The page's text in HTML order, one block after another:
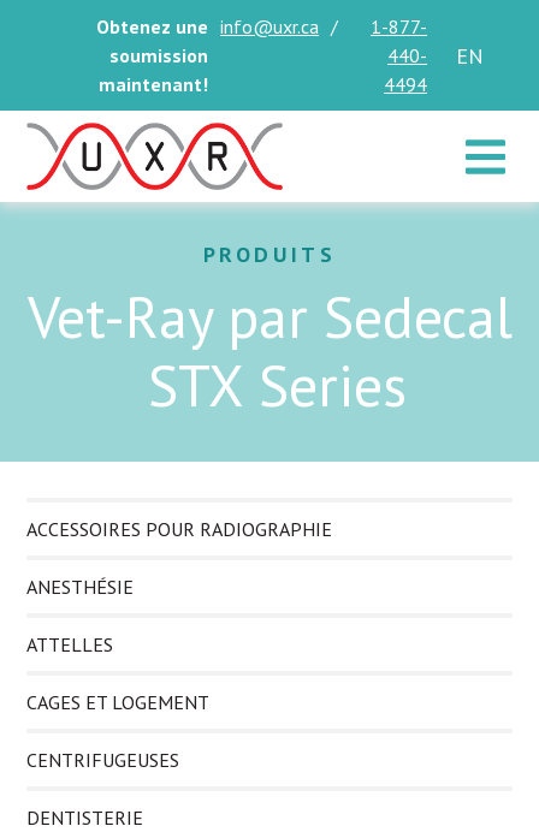
Obtenez une
soumission
maintenant!
info@uxr.ca /
1-877-
440-
4494
EN
Toggle
PRODUITS
Vet-Ray par Sedecal
STX Series
ACCESSOIRES POUR RADIOGRAPHIE
ANESTHÉSIE
ATTELLES
CAGES ET LOGEMENT
CENTRIFUGEUSES
DENTISTERIE